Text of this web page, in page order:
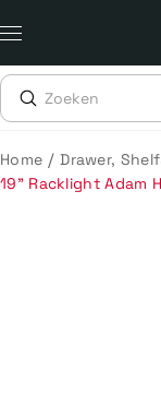
naar
content
Home / Drawer,
19" Racklight Adam